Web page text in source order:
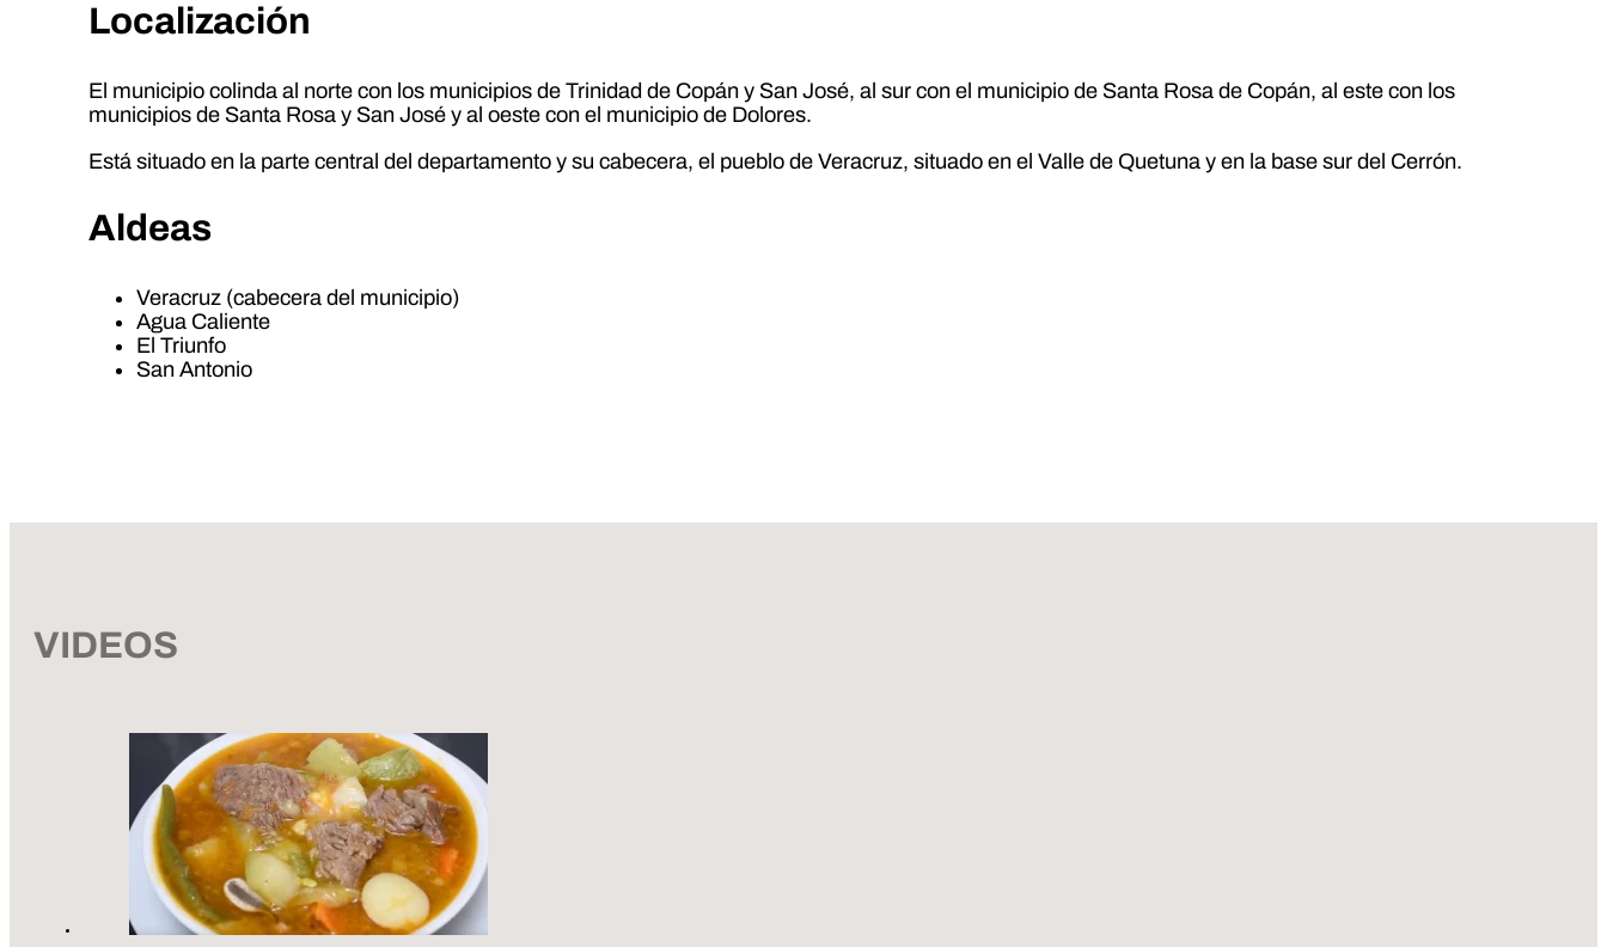
Localización
El municipio colinda al norte con los municipios de Trinidad de Copán y San José, al sur con el municipio de Santa Rosa de Copán, al este con los
municipios de Santa Rosa y San José y al oeste con el municipio de Dolores.
Está situado en la parte central del departamento y su cabecera, el pueblo de Veracruz, situado en el Valle de Quetuna y en la base sur del Cerrón.
Aldeas
Veracruz (cabecera del municipio)
Agua Caliente
El Triunfo
San Antonio
VIDEOS